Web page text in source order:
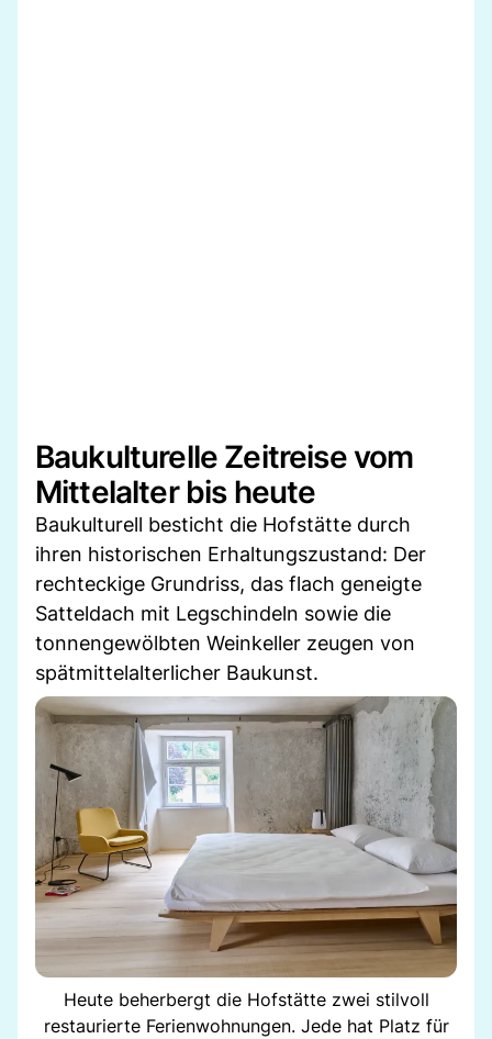
Baukulturelle Zeitreise vom
Mittelalter bis heute
Baukulturell besticht die Hofstätte durch
ihren historischen Erhaltungszustand: Der
rechteckige Grundriss, das flach geneigte
Satteldach mit Legschindeln sowie die
tonnengewölbten Weinkeller zeugen von
spätmittelalterlicher Baukunst.
Heute beherbergt die Hofstätte zwei stilvoll
restaurierte Ferienwohnungen. Jede hat Platz für